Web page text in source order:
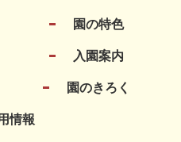
園の特色
入園案内
園のきろく
情報